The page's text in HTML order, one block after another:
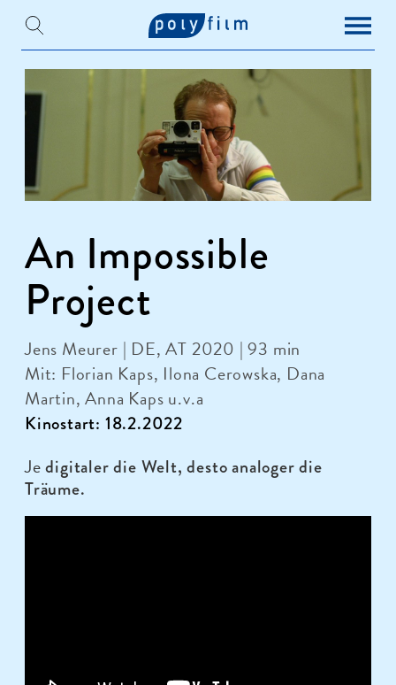
An Impossible
Project
Jens Meurer | DE, AT 2020 | 93 min
Mit: Florian Kaps, Ilona Cerowska, Dana
Martin, Anna Kaps u.v.a
Kinostart: 18.2.2022
Jedigitaler die Welt, desto analoger die
Träume.